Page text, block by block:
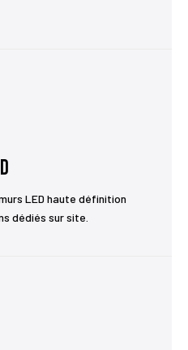
LED haute définition
dédiés sur site.